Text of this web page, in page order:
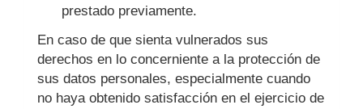
prestado previamente.
En caso de que sienta vulnerados sus
derechos en lo concerniente a la protección de
sus datos personales, especialmente cuando
no haya obtenido satisfacción en el ejercicio de